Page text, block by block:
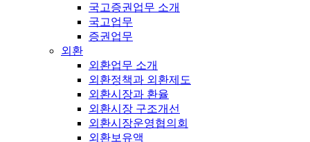
국고증권업무 소개
국고업무
증권업무
외환
외환업무 소개
외환정책과 외환제도
외환시장과 환율
외환시장 구조개선
외환시장운영협의회
외환보유액